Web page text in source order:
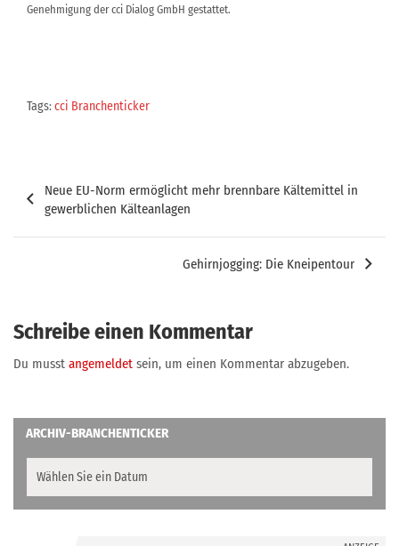
Genehmigung der cci Dialog GmbH gestattet.
Tags:cci Branchenticker
Beitragsnavigation
Neue EU-Norm ermöglicht mehr brennbare Kältemittel in
gewerblichen Kälteanlagen
Gehirnjogging: Die Kneipentour
Schreibe einen Kommentar
Du musst angemeldet sein, um einen Kommentar abzugeben.
ARCHIV-BRANCHENTICKER